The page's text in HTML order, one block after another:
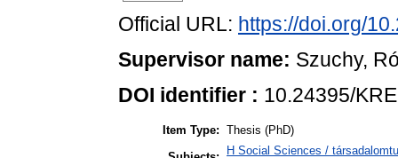
Official URL: https://doi.org/
Supervisor name: Szuchy,
DOI identifier : 10.24395/
Item Type: Thesis (PhD)
H Social Sciences /